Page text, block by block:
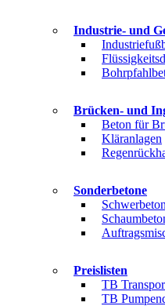
Industrie- und
Brücken- und
Beton für
Kläranlagen
Sonderbetone
Schwerbeton
Preislisten
TB
TB